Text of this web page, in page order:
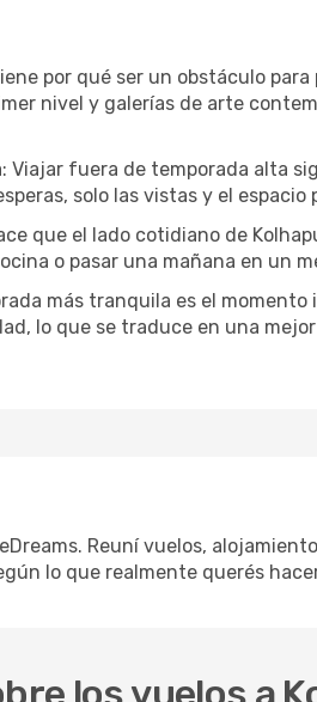
por qué ser un obstáculo
nivel y galerías de arte
: Viajar fuera de temporada alta
solo las vistas y el espacio
que el lado cotidiano de
o pasar una mañana en un
más tranquila es el
lo que se traduce en una
Reuní vuelos,
lo que realmente querés